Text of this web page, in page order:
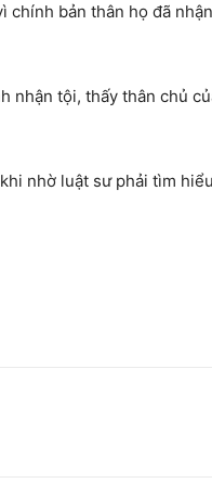
chính bản thân họ đã nhận
nhận tội, thấy thân chủ
nhờ luật sư phải tìm hiểu